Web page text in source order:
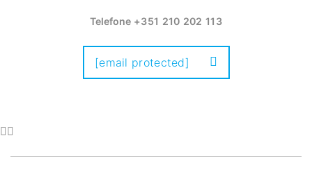
Telefone +351 210 202 113
[email protected]